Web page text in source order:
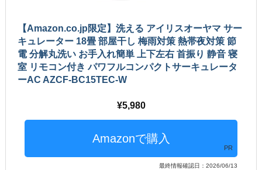
【Amazon.co.jp限定】洗える アイリスオーヤマ サー
キュレーター 18畳 部屋干し 梅雨対策 熱帯夜対策 節
電 分解丸洗い お手入れ簡単 上下左右 首振り 静音 寝
室 リモコン付き パワフルコンパクトサーキュレータ
ーAC AZCF-BC15TEC-W
5,980
PR
最終情報確認日：2026/06/13